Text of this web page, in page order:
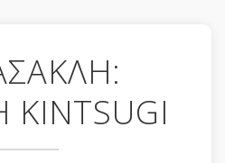
KINTSUGI